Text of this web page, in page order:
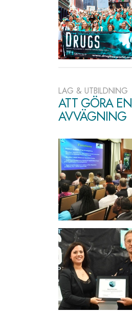
LAG & UTBILDNING
ATT GÖRA EN
AVVÄGNING